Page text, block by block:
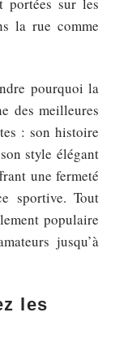
la rue comme
pourquoi la
des meilleures
: son histoire
style élégant
une fermeté
sportive. Tout
populaire
jusqu’à
les